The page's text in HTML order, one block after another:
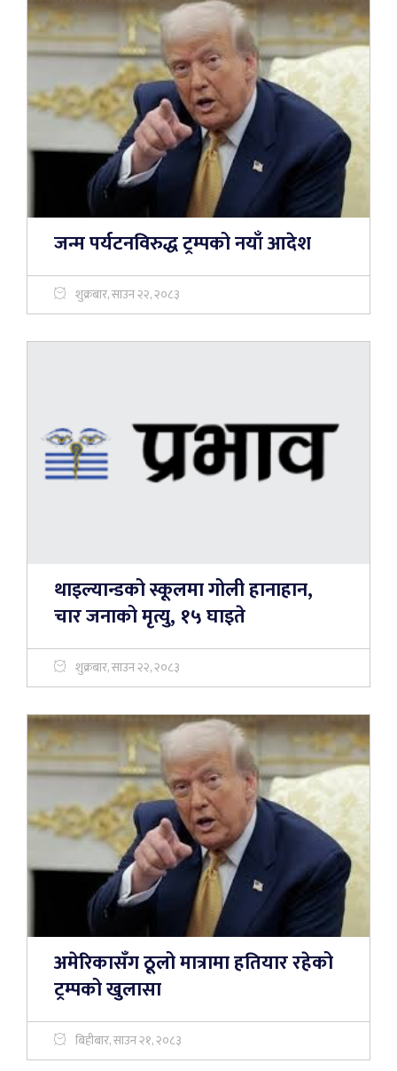
जन्म पर्यटनविरुद्ध ट्रम्पको नयाँ आदेश
शुक्रबार, साउन २२, २०८३
थाइल्यान्डको स्कूलमा गोली हानाहान,
चार जनाको मृत्यु, १५ घाइते
शुक्रबार, साउन २२, २०८३
अमेरिकासँग ठूलो मात्रामा हतियार रहेको
ट्रम्पको खुलासा
बिहीबार, साउन २१, २०८३